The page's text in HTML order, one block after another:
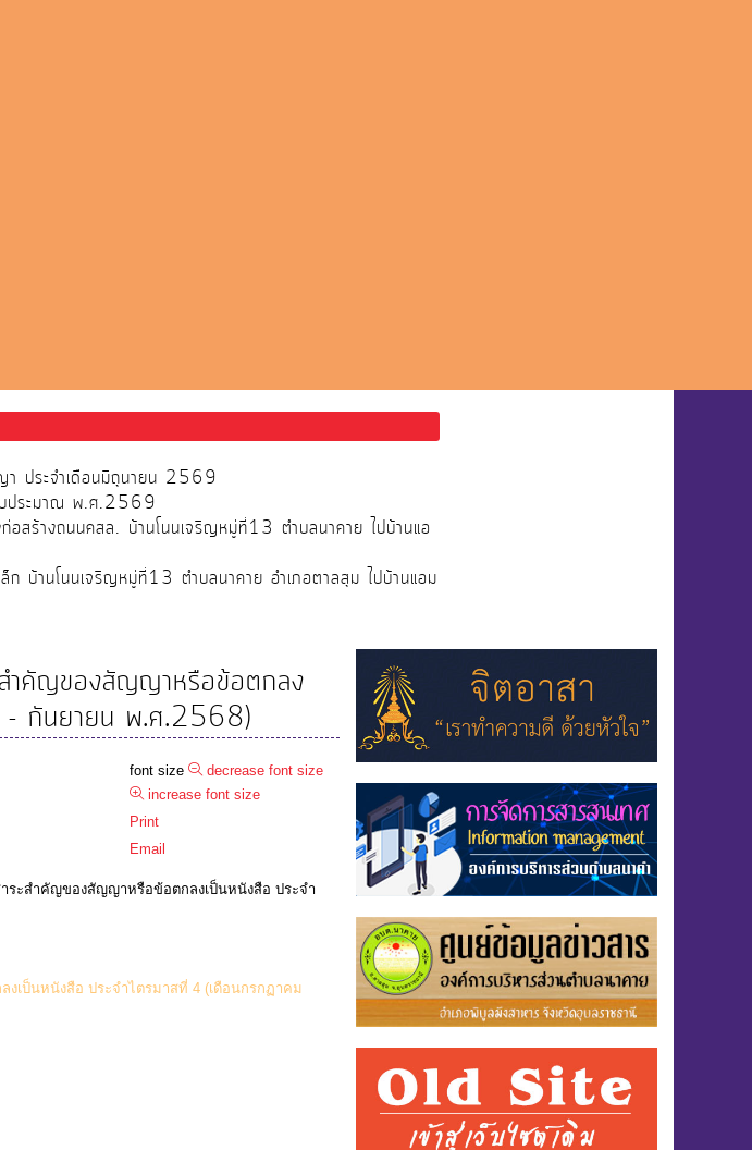
า ประจำเดือนมิถุนายน 2569
งบประมาณ พ.ศ.2569
ก่อสร้างถนนคสล. บ้านโนนเจริญหมู่ที่13 ตำบลนาคาย ไปบ้านแอ
ก บ้านโนนเจริญหมู่ที่13 ตำบลนาคาย อำเภอตาลสุม ไปบ้านแอม
สำคัญของสัญญาหรือข้อตกลง
- กันยายน พ.ศ.2568)
font size
decrease font size
increase font size
Print
Email
ระสำคัญของสัญญาหรือข้อตกลงเป็นหนังสือ ประจำ
เป็นหนังสือ ประจำไตรมาสที่ 4 (เดือนกรกฏาคม